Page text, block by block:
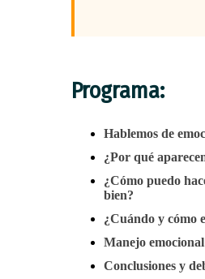
Programa:
Hablemos de
¿Por qué
¿Cómo puedo
bien?
¿Cuándo y cómo
Manejo
Conclusiones y